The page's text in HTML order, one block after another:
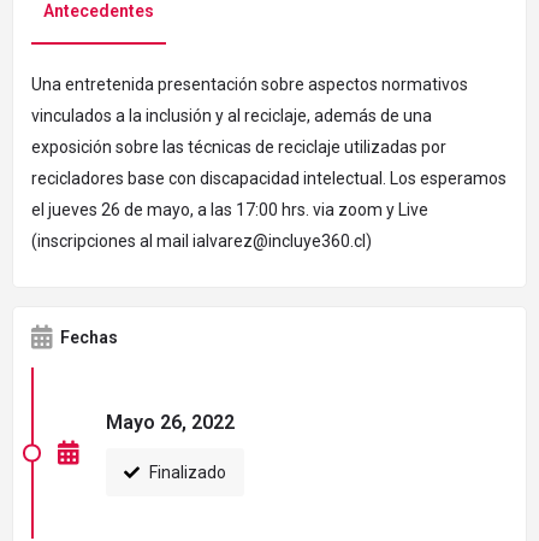
Antecedentes
Una entretenida presentación sobre aspectos normativos
vinculados a la inclusión y al reciclaje, además de una
exposición sobre las técnicas de reciclaje utilizadas por
recicladores base con discapacidad intelectual. Los esperamos
el jueves 26 de mayo, a las 17:00 hrs. via zoom y Live
(inscripciones al mail ialvarez@incluye360.cl)
Fechas
Mayo 26, 2022
Finalizado